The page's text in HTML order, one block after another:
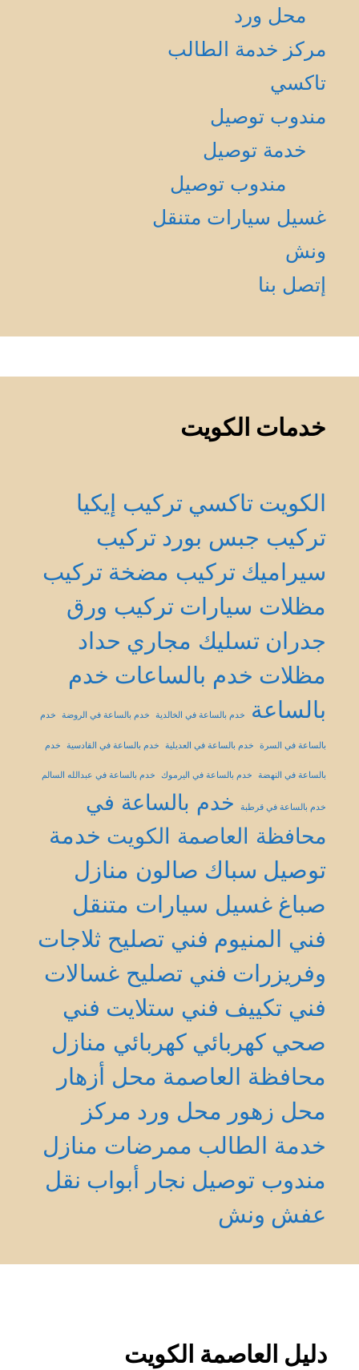
محل ورد
مركز خدمة الطالب
تاكسي
مندوب توصيل
خدمة توصيل
مندوب توصيل
غسيل سيارات متنقل
ونش
إتصل بنا
خدمات الكويت
الكويت تاكسي تركيب إيكيا
تركيب جبس بورد تركيب
سيراميك تركيب مضخة تركيب
مظلات سيارات تركيب ورق
جدران تسليك مجاري حداد
مظلات خدم بالساعات خدم
بالساعة
خدم بالساعة في الخالدية خدم بالساعة في الروضة خدم
بالساعة في السرة خدم بالساعة في العديلية خدم بالساعة في القادسية خدم
بالساعة في النهضة خدم بالساعة في اليرموك خدم بالساعة في عبدالله السالم
خدم بالساعة في قرطبة
خدم بالساعة في
محافظة العاصمة الكويت خدمة
توصيل سباك صالون منازل
صباغ غسيل سيارات متنقل
فني المنيوم فني تصليح ثلاجات
وفريزرات فني تصليح غسالات
فني تكييف فني ستلايت فني
صحي كهربائي كهربائي منازل
محافظة العاصمة محل أزهار
محل زهور محل ورد مركز
خدمة الطالب ممرضات منازل
مندوب توصيل نجار أبواب نقل
عفش ونش
دليل العاصمة الكويت